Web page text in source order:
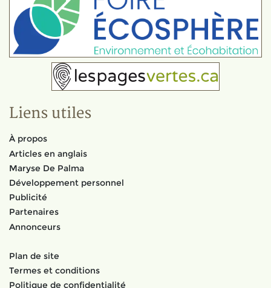
Liens utiles
À propos
Articles en anglais
Maryse De Palma
Développement personnel
Publicité
Partenaires
Annonceurs
Plan de site
Termes et conditions
Politique de confidentialité